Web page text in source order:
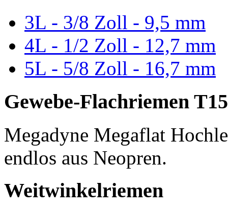
3L - 3/8 Zoll - 9,5 mm
4L - 1/2 Zoll - 12,7 mm
5L - 5/8 Zoll - 16,7 mm
Gewebe-Flachriemen
Megadyne Megaflat
endlos aus Neopren.
Weitwinkelriemen